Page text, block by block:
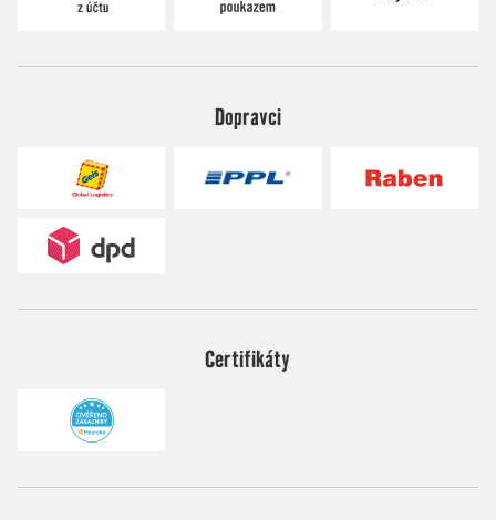
Dopravci
Certifikáty